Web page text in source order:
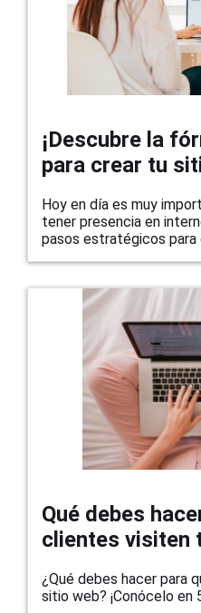
¡Descubre la
para crear tu
Hoy en día es muy
tener presencia en
pasos estratégicos
Qué debes
clientes visiten
¿Qué debes hacer para
sitio web? ¡Conócelo en